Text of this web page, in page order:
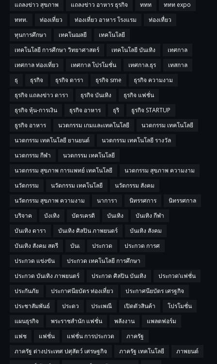
แถลงข่าว สุขภาพ
แถลงข่าว อาหาร ธุรกิจ ททท
ททท expo
ททท.
ท่องเที่ยว ท่องเที่ยว อาหาร โรงแรม
ท่องเทื่ยว
ทุนการศึกษา
เทคโนฌลยี
เทคโนโลยี
เทคโนโลยี การศีกษา วิทยาศาสตร์
เทคโนโลยี บันเทิง
เทศกาล
เทศกาล ท่องเที่ยว
เทศกาล โปรโมชั่น เทศกาล.ธุร
เทสกาล
ธุ
ธุรกิจ ธุรกิจ ดารา ธุรกิจ sme
ธุรกิจ ความงาม
ธุรกิจ แถลงข่าว ดารา
ธุรกิจ บันเทิง
ธุรกิจ แฟชั่น
ธุรกิจ หุ้น-การเงิน
ธุรกิจ อาหาร ธุริ
ธูรกิจ STARTUP
ธูรกิจ อาหาร
นวตกรรม เกมและเทคโนโลยี
นวตกรรม เทคโนโลยี
นวตกรรม เทคโนโลยี ยานยนต์
นวตกรรม เทคโนโลยี รางวัล
นวตกรรม กีฬา
นวตกรรม เทคโนโลยี
นวตกรรม สุขภาพ การแพทย์ เทคโนโลยี
นวตกรรม สุขภาพ ความงาม
นวัตกรรม
นวัตกรรม เทคโนโลยี
นวัตกรรม สังคม
นวัตกรรม สุขภาพ ความงาม
นาการา นิทรรศการ
นิทรรศกาล
บริจาค
บังเทิง บัตรเครดิ บันเทิง
บันเทิง กีฬา
บันเทิง ดารา
บันเทิง ศิลปิน ภาพยนตร์
บันเทิง สังคม
บันเทิง สังคม สตรี
บันเ ประกวด
ประกวด การศ
ประกวด แข่งขัน
ประกวด เทคโนโลยี การศึกษา
ประกวด บันเทิง ภาพยนตร์
ประกวด ศิลปิน บันเทิง
ประกวด’แฟชั่น
ประกันภัย
ประกาศนียบัตร ท่องเที่ยว
ประกาศนียบัตร เศรฐกิจ
ประชาสัมพันธ์
ประดว ประเพณี เปิดตัวสินค้า
โปรโมชั่น
แผนธุรกิจ
พระราชสำนัก แฟชั่น พลังงาน
แพลตฟอร์ม
แฟช
แฟชั่น แฟชั่น การประกวด
ภาครัฐ
ภาครัฐ ต่างประเทศ ปศุสัตว์ เศรษฐกิจ
ภาครัฐ เทคโนโลยี
ภาพยนต์